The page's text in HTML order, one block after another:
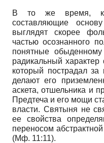
В то же время,
составляющие
выглядят скорее
частью осознанного
понятные
радикальный характер
который пострадал
делают его
аскета, отшельника и
Предтеча и его мощи
власти. Святыня не
ее свойства
переносом
(Мф. 11:11).